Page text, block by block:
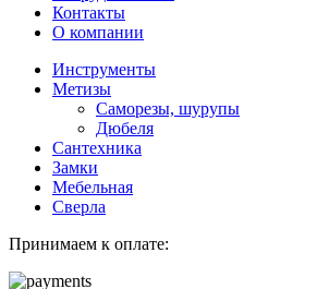
Контакты
О компании
Инструменты
Метизы
Саморезы, шурупы
Дюбеля
Сантехника
Замки
Мебельная
Сверла
Принимаем к оплате: